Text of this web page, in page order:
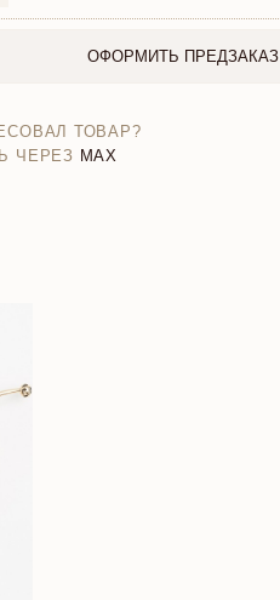
ОФОРМИТЬ ПРЕДЗАКАЗ
ТОВАР?
ЧЕРЕЗ
MAX